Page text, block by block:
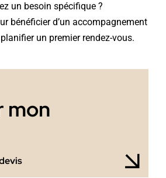
un besoin spécifique ?
bénéficier d’un accompagnement
un premier rendez-vous.
mon